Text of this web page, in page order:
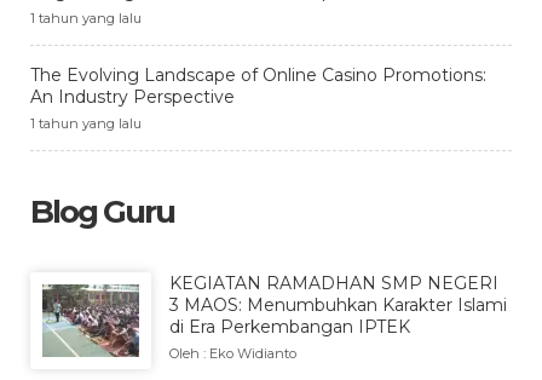
1 tahun yang lalu
The Evolving Landscape of Online Casino Promotions:
An Industry Perspective
1 tahun yang lalu
Blog Guru
KEGIATAN RAMADHAN SMP NEGERI
3 MAOS: Menumbuhkan Karakter Islami
di Era Perkembangan IPTEK
Oleh : Eko Widianto